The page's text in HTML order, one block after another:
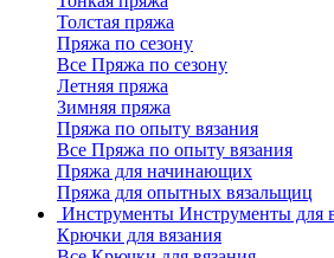
Толстая пряжа
Пряжа по сезону
Все Пряжа по сезону
Летняя пряжа
Зимняя пряжа
Пряжа по опыту вязания
Все Пряжа по опыту вязания
Пряжа для начинающих
Пряжа для опытных вязальщиц
Инструменты Инструменты для
Крючки для вязания